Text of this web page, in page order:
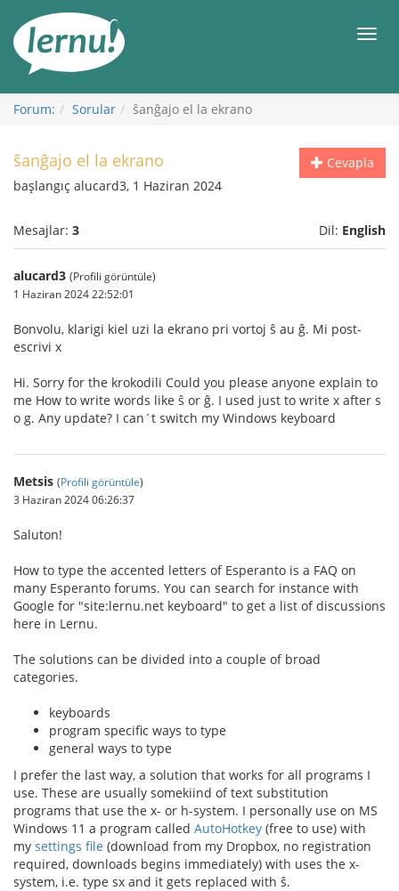
Görüntüleme
Forum: Sorular ŝanĝajo el la ekrano
Cevapla
ŝanĝajo el la ekrano
başlangıç alucard3, 1 Haziran 2024
Mesajlar: 3 Dil: English
alucard3 (Profili görüntüle)
1 Haziran 2024 22:52:01
Bonvolu, klarigi kiel uzi la ekrano pri vortoj ŝ au ĝ. Mi post-
escrivi x
Hi. Sorry for the krokodili Could you please anyone explain to
me How to write words like ŝ or ĝ. I used just to write x after s
o g. Any update? I can´t switch my Windows keyboard
Metsis (Profili görüntüle)
3 Haziran 2024 06:26:37
Saluton!
How to type the accented letters of Esperanto is a FAQ on
many Esperanto forums. You can search for instance with
Google for "site:lernu.net keyboard" to get a list of discussions
here in Lernu.
The solutions can be divided into a couple of broad
categories.
keyboards
program specific ways to type
general ways to type
I prefer the last way, a solution that works for all programs I
use. These are usually somekiind of text substitution
programs that use the x- or h-system. I personally use on MS
Windows 11 a program called AutoHotkey (free to use) with
my settings file (download from my Dropbox, no registration
required, downloads begins immediately) with uses the x-
system, i.e. type sx and it gets replaced with ŝ.